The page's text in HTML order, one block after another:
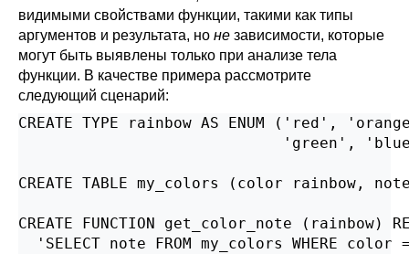
видимыми свойствами функции, такими как типы
аргументов и результата, но не зависимости, которые
могут быть выявлены только при анализе тела
функции. В качестве примера рассмотрите
следующий сценарий:
CREATE TYPE rainbow AS ENUM ('red',
'green',
CREATE TABLE my_colors (color rainbow,
CREATE FUNCTION get_color_note (rainbow)
'SELECT note FROM my_colors WHERE color